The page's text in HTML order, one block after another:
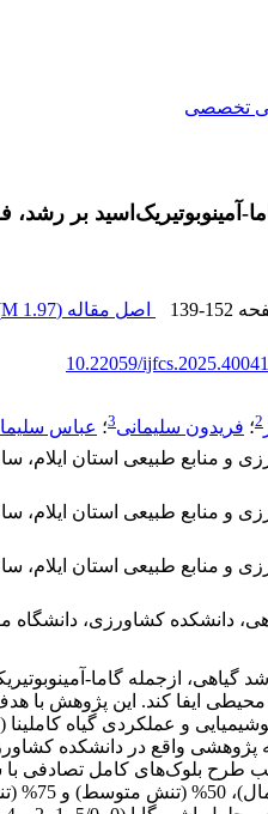
تخصصی
آمینوبوتیریک‌اسید بر رشد،
139-152 اصل مقاله (1.97 M
10.22059/
2؛ فریدون سلیمانی3؛ عباس
و منابع طبیعی استان ایلام،
و منابع طبیعی استان ایلام،
و منابع طبیعی استان ایلام،
دانشکده کشاورزی، دانشگاه
ایفا کند. این پژوهش با
و عملکردی گیاه کاملینا (
1402 در مزرعه پژوهشی واقع در
طرح بلوک‌های کامل تصادفی
سه سطح